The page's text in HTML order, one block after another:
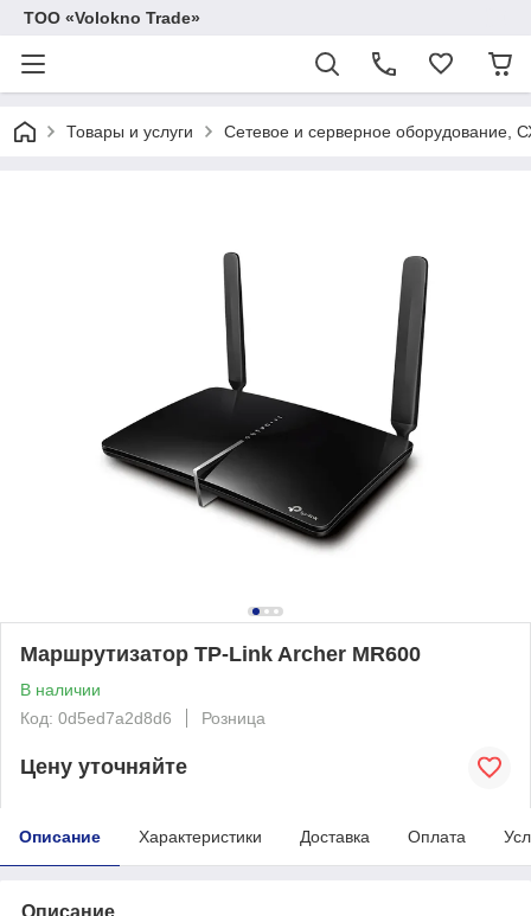
ТОО «Volokno Trade»
Товары и услуги Сетевое и серверное оборудование,
Маршрутизатор TP-Link Archer MR600
В наличии
Код: 0d5ed7a2d8d6
Розница
Цену уточняйте
Описание Характеристики Доставка Оплата
Описание